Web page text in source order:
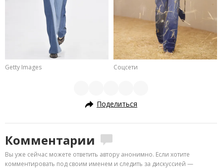
Getty Images Соцсети
Поделиться
Комментарии
Вы уже сейчас можете ответить автору анонимно. Если хотите
комментировать под своим именем и следить за дискуссией —